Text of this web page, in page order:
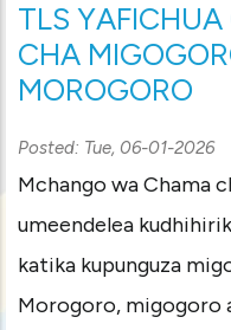
TLS
CHA
MOROGORO
Posted: Tue, 06-01-2026
Mchango wa Chama
umeendelea
katika kupunguza
Morogoro, migogoro